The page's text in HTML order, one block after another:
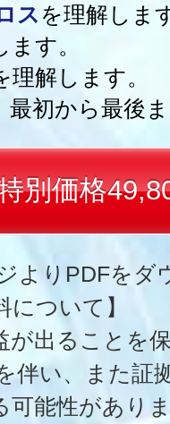
ス を理解しま
す。
理解します。
最初から最後
別価格
よりPDFをダ
について】
が出ることを
伴い、また
可能性があり